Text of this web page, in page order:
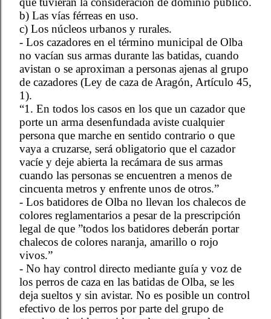
b) Las vías férreas en uso.
c) Los núcleos urbanos y rurales.
- Los cazadores en el término municipal de Olba
no vacían sus armas durante las batidas, cuando
avistan o se aproximan a personas ajenas al grupo
de cazadores (Ley de caza de Aragón, Artículo 45,
1).
“1. En todos los casos en los que un cazador que
porte un arma desenfundada aviste cualquier
persona que marche en sentido contrario o que
vaya a cruzarse, será obligatorio que el cazador
vacíe y deje abierta la recámara de sus armas
cuando las personas se encuentren a menos de
cincuenta metros y enfrente unos de otros.”
- Los batidores de Olba no llevan los chalecos de
colores reglamentarios a pesar de la prescripción
legal de que ”todos los batidores deberán portar
chalecos de colores naranja, amarillo o rojo
vivos.”
- No hay control directo mediante guía y voz de
los perros de caza en las batidas de Olba, se les
deja sueltos y sin avistar. No es posible un control
efectivo de los perros por parte del grupo de